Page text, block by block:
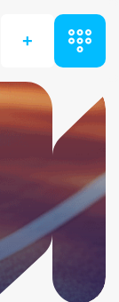
+